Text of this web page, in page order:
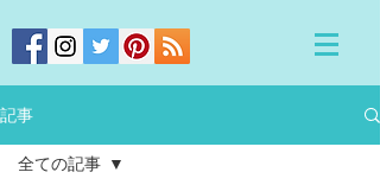
記事
全ての記事